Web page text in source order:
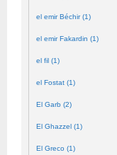
el emir Béchir (1)
el emir Fakardin (1)
el fil (1)
el Fostat (1)
El Garb (2)
El Ghazzel (1)
El Greco (1)